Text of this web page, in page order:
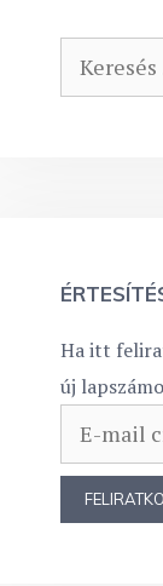
Keresés:
Ha itt
új